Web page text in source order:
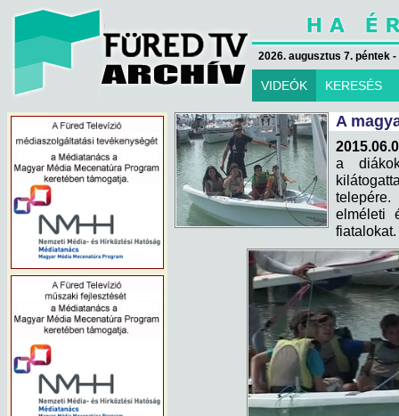
2026. augusztus 7. péntek
VIDEÓK KERESÉS
A
a
elméleti
fiatalokat.